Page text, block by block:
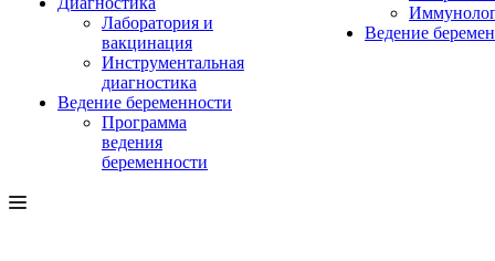
Лаборатория и
вакцинация
Инструментальная
диагностика
Ведение беременности
Программа
ведения
беременности
Ведение